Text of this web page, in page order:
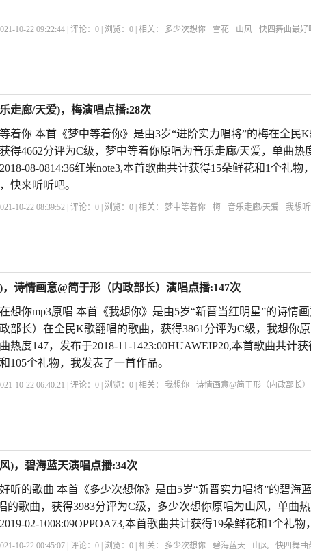
10-22 09:22:44 | 评论：0 | 浏览：0 | 相关： 多少次想你 雪花 山风
快四舞曲最好
走廊/天爱)，梅演唱点播:28次
着你 本首《梦中等着你》是由3岁“进阶实力唱将”的梅在全民K
得4662分评为C级，梦中等着你原唱为音乐走廊/天爱，单曲热
08-0814:36红米note3,本首歌曲共计获得15朵鲜花和1个礼物
快来听听吧。
10-22 08:39:52 | 评论：0 | 浏览：0 | 相关： 梦中等着你 梅 音乐走廊/天爱
我想
诗情画意@简于形（内政部长）演唱点播:147次
想你mp3原唱 本首《我想你》是由5岁“新晋当红明星”的诗情画
部长）在全民K歌翻唱的歌曲，获得3861分评为C级，我想你
热度147，发布于2018-11-1423:00HUAWEIP20,本首歌曲共计获
105个礼物，我发表了一首作品。
10-22 06:40:21 | 评论：0 | 浏览：0 | 相关： 我想你 诗情画意@简于形（内政部长）
)，碧海蓝天演唱点播:34次
听的歌曲 本首《多少次想你》是由5岁“新晋实力唱将”的碧海
的歌曲，获得3983分评为C级，多少次想你原唱为山风，单曲
02-1008:09OPPOA73,本首歌曲共计获得19朵鲜花和1个礼物，
10-22 00:45:07 | 评论：0 | 浏览：0 | 相关： 多少次想你 碧海蓝天 山风
快四舞曲